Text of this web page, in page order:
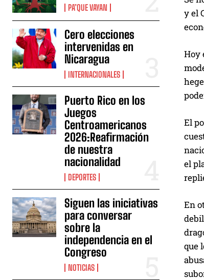
PA’QUE VAYAN
Cero elecciones
intervenidas en
Nicaragua
INTERNACIONALES
Puerto Rico en los
Juegos
Centroamericanos
2026:Reafirmación
de nuestra
nacionalidad
DEPORTES
Siguen las iniciativas
para conversar
sobre la
independencia en el
Congreso
NOTICIAS
t
o
r
e
a
u
d
i
y el
Hoy
El
el
En
que